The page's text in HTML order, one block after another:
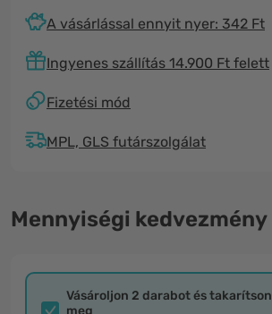
A vásárlással ennyit nyer: 342 Ft
Ingyenes szállítás 14.900 Ft felett
Fizetési mód
MPL, GLS futárszolgálat
Mennyiségi kedvezmény
Vásároljon 2 darabot és takarítson
meg